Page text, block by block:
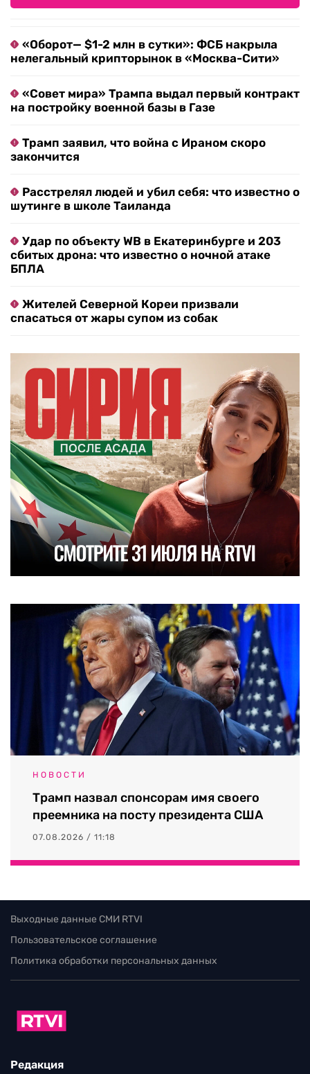
«Оборот— $1-2 млн в сутки»: ФСБ накрыла
нелегальный крипторынок в «Москва-Сити»
«Совет мира» Трампа выдал первый контракт
на постройку военной базы в Газе
Трамп заявил, что война с Ираном скоро
закончится
Расстрелял людей и убил себя: что известно о
шутинге в школе Таиланда
Удар по объекту WB в Екатеринбурге и 203
сбитых дрона: что известно о ночной атаке
БПЛА
Жителей Северной Кореи призвали
спасаться от жары супом из собак
НОВОСТИ
Трамп назвал спонсорам имя своего
преемника на посту президента США
07.08.2026 / 11:18
Выходные данные СМИ RTVI
Пользовательское соглашение
Политика обработки персональных данных
Редакция